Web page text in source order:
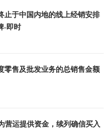
止于中国内地的线上经销安排
-即时
零售及批发业务的总销售金额
营运提供资金，续列确信买入